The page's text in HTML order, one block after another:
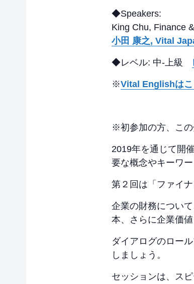
◆Speakers:
King Chu, Finance
小田 康之, Vital
◆レベル: 中-上級
※Vital Englishはこ
※初参加の方、この
2019年を通じて開
要な概念やキーワ
第２回は「ファイ
企業の財務につい
本、さらに企業価
ダイアログのロー
しましょう。
セッションは、ス